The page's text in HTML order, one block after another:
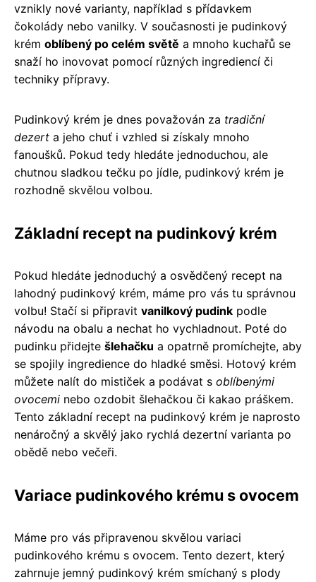
vznikly nové varianty, například s přídavkem
čokolády nebo vanilky. V současnosti je pudinkový
krém oblíbený po celém světě a mnoho kuchařů se
snaží ho inovovat pomocí různých ingrediencí či
techniky přípravy.
Pudinkový krém je dnes považován za tradiční
dezert a jeho chuť i vzhled si získaly mnoho
fanoušků. Pokud tedy hledáte jednoduchou, ale
chutnou sladkou tečku po jídle, pudinkový krém je
rozhodně skvělou volbou.
Základní recept na pudinkový krém
Pokud hledáte jednoduchý a osvědčený recept na
lahodný pudinkový krém, máme pro vás tu správnou
volbu! Stačí si připravit vanilkový pudink podle
návodu na obalu a nechat ho vychladnout. Poté do
pudinku přidejte šlehačku a opatrně promíchejte, aby
se spojily ingredience do hladké směsi. Hotový krém
můžete nalít do mističek a podávat s oblíbenými
ovocemi nebo ozdobit šlehačkou či kakao práškem.
Tento základní recept na pudinkový krém je naprosto
nenáročný a skvělý jako rychlá dezertní varianta po
obědě nebo večeři.
Variace pudinkového krému s ovocem
Máme pro vás připravenou skvělou variaci
pudinkového krému s ovocem. Tento dezert, který
zahrnuje jemný pudinkový krém smíchaný s plody